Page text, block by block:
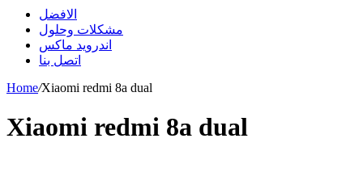
الافضل
مشكلات وحلول
اندرويد ماكس
اتصل بنا
Home/Xiaomi redmi 8a dual
Xiaomi redmi 8a dual